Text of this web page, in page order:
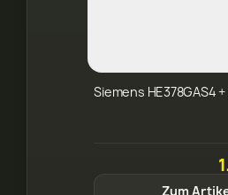
Siemens HE378GAS4
Zum